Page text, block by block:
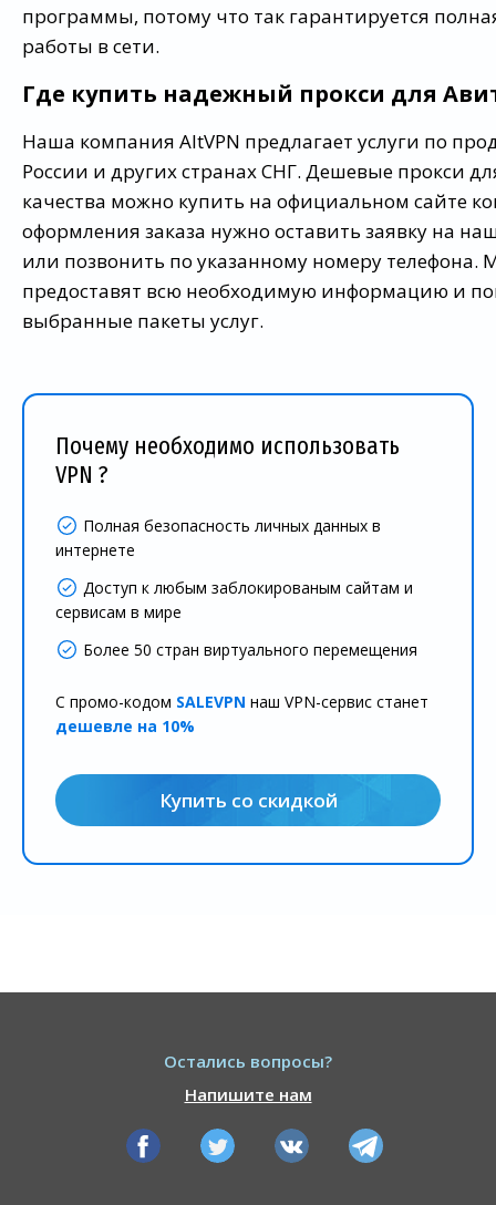
программы, потому что так гарантируется
работы в сети.
Где купить надежный прокси для
Наша компания AltVPN предлагает услуги по
России и других странах СНГ. Дешевые прокси
качества можно купить на официальном сайте
оформления заказа нужно оставить заявку на
или позвонить по указанному номеру телефона.
предоставят всю необходимую информацию и
выбранные пакеты услуг.
Почему необходимо использовать
VPN ?
Полная безопасность личных данных в
интернете
Доступ к любым заблокированым сайтам и
сервисам в мире
Более 50 стран виртуального перемещения
С промо-кодом SALEVPN наш VPN-сервис станет
дешевле на 10%
Купить со скидкой
Остались вопросы?
Напишите нам